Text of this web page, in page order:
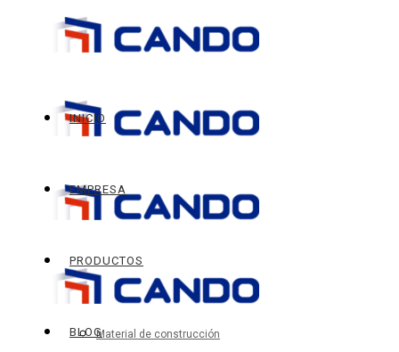
INICIO
EMPRESA
PRODUCTOS
Material de construcción
BLOG